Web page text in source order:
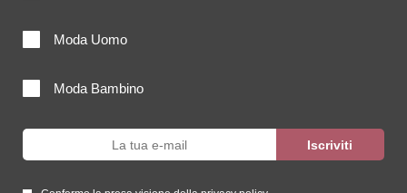
Moda Uomo
Moda Bambino